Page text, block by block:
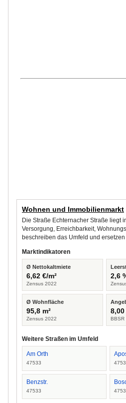
Wohnen und Immobilienmarkt
Die Straße Echternacher Straße liegt
Versorgung, Erreichbarkeit,
beschreiben das Umfeld und
Marktindikatoren
Ø Nettokaltmiete
6,62 €/m²
Zensus 2022
2,6
Ø Wohnfläche
95,8 m²
Zensus 2022
8,00
BBSR
Weitere Straßen im Umfeld
Am Orth
47533
Benzstr.
47533